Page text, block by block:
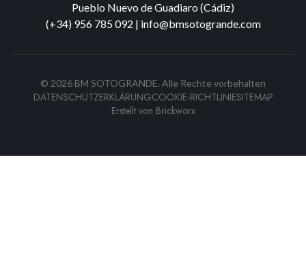
Pueblo Nuevo de Guadiaro (Cádiz)
(+34) 956 785 092 | info@bmsotogrande.com
© 2026 BM SOTOGRANDE. Alle Rechte vorbehalten
DATENSCHUTZERKLÄRUNGCOOKIE-RICHTLINIESITEMAP
Erstellt von Brickworx